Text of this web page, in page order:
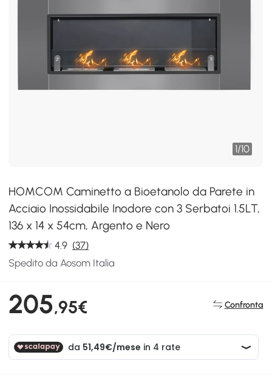
1/10
HOMCOM Caminetto a Bioetanolo da Parete in
Acciaio Inossidabile Inodore con 3 Serbatoi 1.5LT,
136 x 14 x 54cm, Argento e Nero
4.9 (37)
Spedito da Aosom Italia
205,95€ Confronta